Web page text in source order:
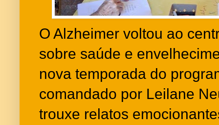
O Alzheimer voltou ao
sobre saúde e
nova temporada do
comandado por Leilane
trouxe relatos